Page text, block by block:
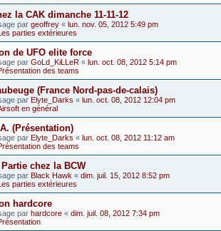
la CAK dimanche 11-11-12
par geoffrey « lun. nov. 05, 2012 5:49 pm
parties extérieures
de UFO elite force
par GoLd_KiLLeR « lun. oct. 08, 2012 5:14 pm
des teams
(France Nord-pas-de-calais)
par Elyte_Darks « lun. oct. 08, 2012 12:04 pm
en général
(Présentation)
par Elyte_Darks « lun. oct. 08, 2012 11:12 am
des teams
chez la BCW
par Black Hawk « dim. juil. 15, 2012 8:52 pm
parties extérieures
hardcore
par hardcore « dim. juil. 08, 2012 7:34 pm